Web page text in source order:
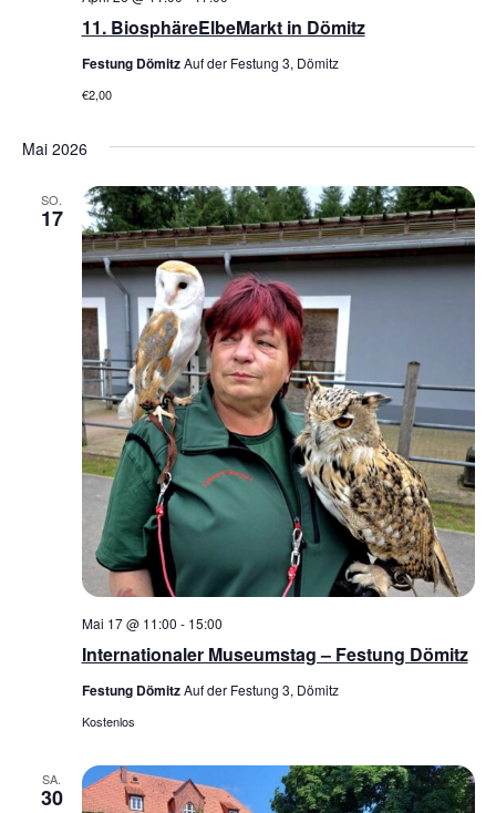
11. BiosphäreElbeMarkt in Dömitz
Festung DömitzAuf der Festung 3, Dömitz
€2,00
Mai 2026
SO.
17
Internationaler Museumstag – Festung Dömitz
Mai 17 @ 11:00 - 15:00
Festung DömitzAuf der Festung 3, Dömitz
Kostenlos
SA.
30